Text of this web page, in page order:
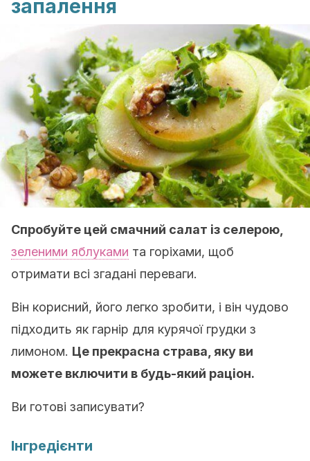
запалення
Спробуйте цей смачний салат із селерою,
зеленими яблуками та горіхами, щоб
отримати всі згадані переваги.
Він корисний, його легко зробити, і він чудово
підходить як гарнір для курячої грудки з
лимоном. Це прекрасна страва, яку ви
можете включити в будь-який раціон.
Ви готові записувати?
Інгредієнти